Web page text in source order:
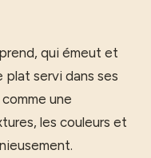
qui émeut et
plat servi dans ses
une
les couleurs et